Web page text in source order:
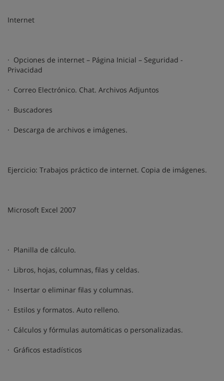
Internet
· Opciones de internet – Página Inicial – Seguridad -
Privacidad
· Correo Electrónico. Chat. Archivos Adjuntos
· Buscadores
· Descarga de archivos e imágenes.
Ejercicio: Trabajos práctico de internet. Copia de imágenes.
Microsoft Excel 2007
· Planilla de cálculo.
· Libros, hojas, columnas, filas y celdas.
· Insertar o eliminar filas y columnas.
· Estilos y formatos. Auto relleno.
· Cálculos y fórmulas automáticas o personalizadas.
· Gráficos estadísticos